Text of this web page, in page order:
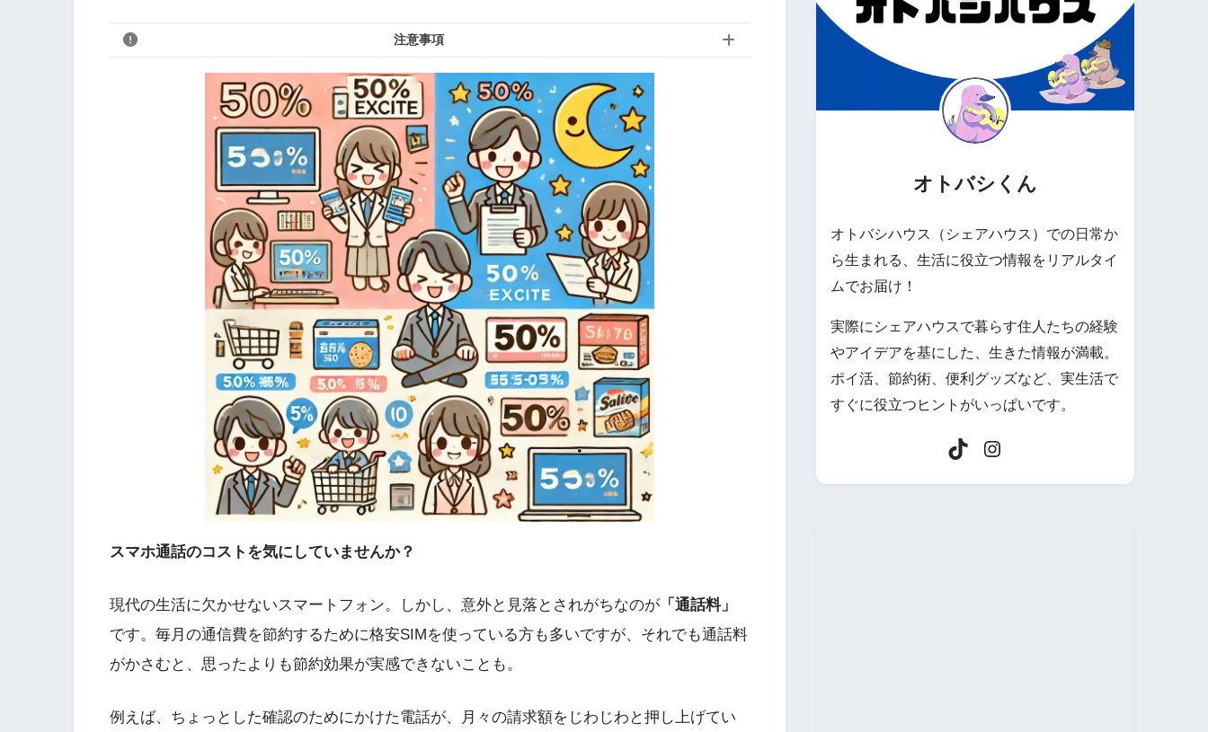
注意事項
スマホ通話のコストを気にしていませんか？
現代の生活に欠かせないスマートフォン。しかし、意外と見落とされがちなのが 「通話料」
です。毎月の通信費を節約するために格安SIMを使っている方も多いですが、それでも通話料
がかさむと、思ったよりも節約効果が実感できないことも。
例えば、ちょっとした確認のためにかけた電話が、月々の請求額をじわじわと押し上げてい
オトバシくん
オトバシハウス（シェアハウス）での日常か
ら生まれる、生活に役立つ情報をリアルタイ
ムでお届け！
実際にシェアハウスで暮らす住人たちの経験
やアイデアを基にした、生きた情報が満載。
ポイ活、節約術、便利グッズなど、実生活で
すぐに役立つヒントがいっぱいです。